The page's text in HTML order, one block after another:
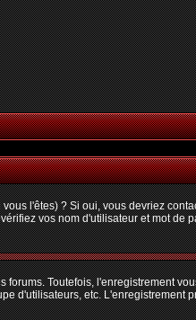
l'êtes) ? Si oui, vous devriez
vos nom d'utilisateur et mot de
Toutefois, l'enregistrement
d'utilisateurs, etc. L'enregistrement